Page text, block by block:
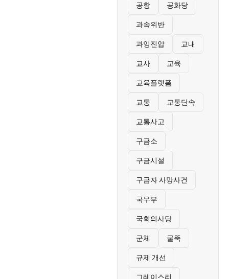
공항 공화당
과속위반
과잉진압 교내
교사 교육
교육플랫폼
교통 교통단속
교통사고
구금소
구금시설
구금자 사망사건
국무부
국회의사당
군체 굴뚝
규제 개선
그레이스리